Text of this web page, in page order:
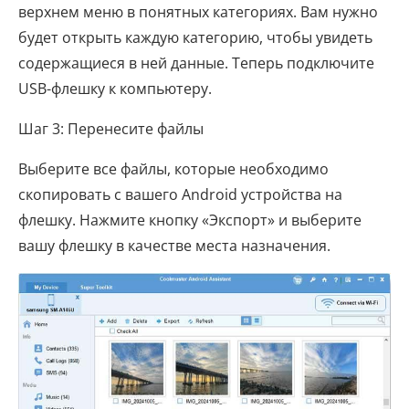
верхнем меню в понятных категориях. Вам нужно
будет открыть каждую категорию, чтобы увидеть
содержащиеся в ней данные. Теперь подключите
USB-флешку к компьютеру.
Шаг 3: Перенесите файлы
Выберите все файлы, которые необходимо
скопировать с вашего Android устройства на
флешку. Нажмите кнопку «Экспорт» и выберите
вашу флешку в качестве места назначения.